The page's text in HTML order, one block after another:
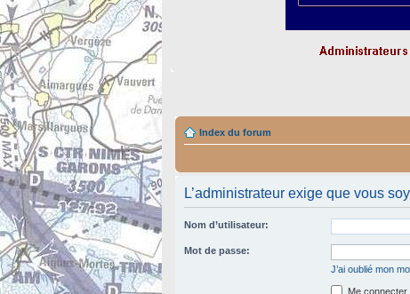
Index du forum
L’administrateur exige que vous
Nom d’utilisateur:
Mot de passe:
J’ai oublié mon
Me connecter